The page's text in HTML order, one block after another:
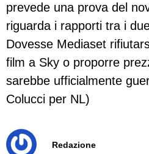
prevede una prova del
riguarda i rapporti tra i
Dovesse Mediaset
film a Sky o proporre
sarebbe ufficialmente
Colucci per NL)
Redazione